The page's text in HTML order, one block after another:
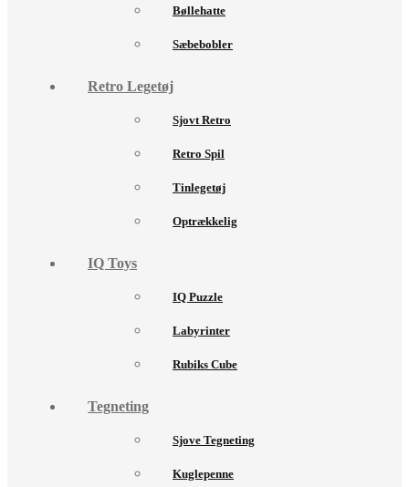
Bøllehatte
Sæbebobler
Retro Legetøj
Sjovt Retro
Retro Spil
Tinlegetøj
Optrækkelig
IQ Toys
IQ Puzzle
Labyrinter
Rubiks Cube
Tegneting
Sjove Tegneting
Kuglepenne